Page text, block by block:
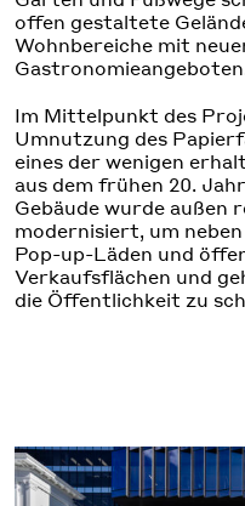
offen gestaltete
Wohnbereiche mit
Im Mittelpunkt des
Umnutzung des
eines der wenigen
aus dem frühen 20.
Gebäude wurde außen
modernisiert, um
Pop-up-Läden und
Verkaufsflächen und
die Öffentlichkeit zu